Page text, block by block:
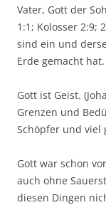
Vater, Gott der
1:1; Kolosser 2:9;
sind ein und
Erde gemacht hat.
Gott ist Geist.
Grenzen und
Schöpfer und viel
Gott war schon
auch ohne
diesen Dingen